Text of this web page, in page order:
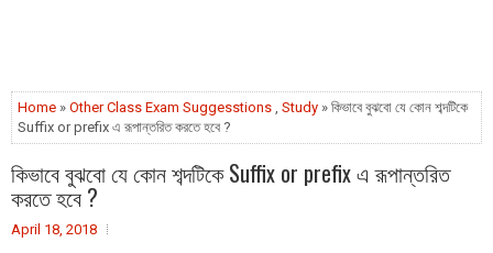
Home » Other Class Exam Suggesstions , Study » কিভাবে বুঝবো যে কোন শব্দটিকে
Suffix or prefix এ রূপান্তরিত করতে হবে ?
কিভাবে বুঝবো যে কোন শব্দটিকে Suffix or prefix এ রূপান্তরিত
করতে হবে ?
April 18, 2018